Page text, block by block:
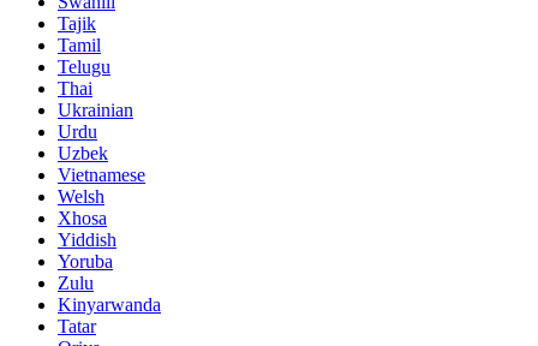
Tajik
Tamil
Telugu
Thai
Ukrainian
Urdu
Uzbek
Vietnamese
Welsh
Xhosa
Yiddish
Yoruba
Zulu
Kinyarwanda
Tatar